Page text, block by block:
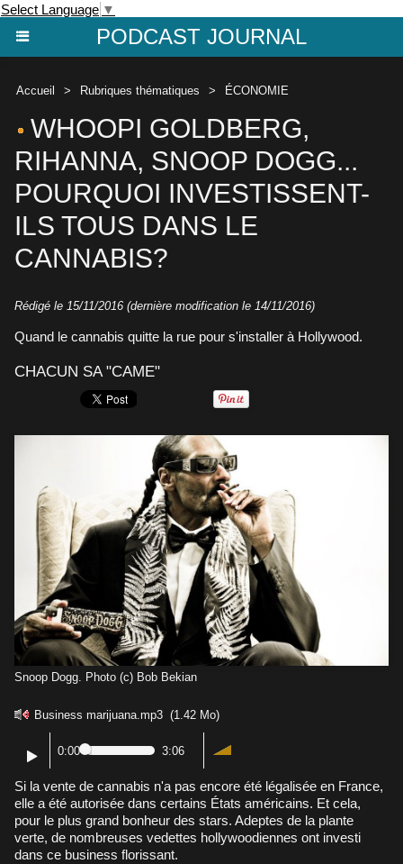
Select Language ▼
PODCAST JOURNAL
Accueil > Rubriques thématiques > ÉCONOMIE
WHOOPI GOLDBERG,
RIHANNA, SNOOP DOGG...
POURQUOI INVESTISSENT-
ILS TOUS DANS LE
CANNABIS?
Rédigé le 15/11/2016 (dernière modification le 14/11/2016)
Quand le cannabis quitte la rue pour s'installer à Hollywood.
CHACUN SA "CAME"
Snoop Dogg. Photo (c) Bob Bekian
Business marijuana.mp3 (1.42 Mo)
0:00 3:06
Si la vente de cannabis n'a pas encore été légalisée en France,
elle a été autorisée dans certains États américains. Et cela,
pour le plus grand bonheur des stars. Adeptes de la plante
verte, de nombreuses vedettes hollywoodiennes ont investi
dans ce business florissant.